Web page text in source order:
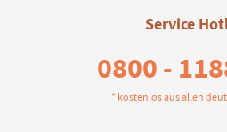
Service
0800 -
* kostenlos aus allen